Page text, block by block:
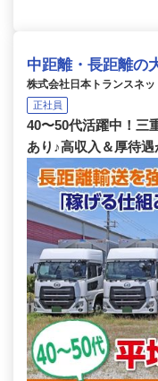
中距離・長距離の
株式会社日本トランスネ
正社員
40〜50代活躍中！三
あり♪高収入＆厚待遇